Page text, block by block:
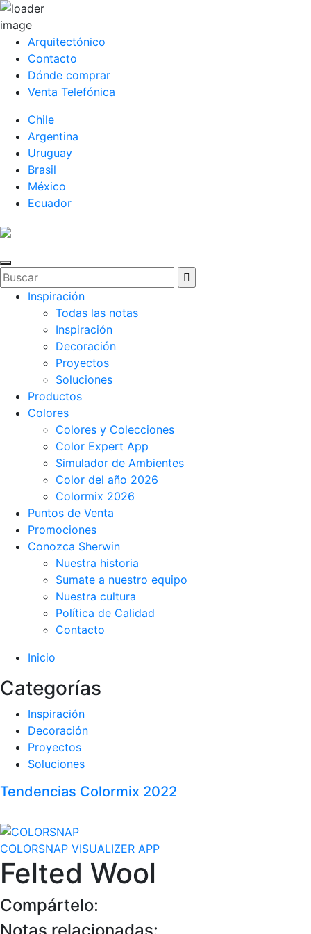
Arquitectónico
Contacto
Dónde comprar
Venta Telefónica
Chile
Argentina
Uruguay
Brasil
México
Ecuador
Inspiración
Todas las notas
Inspiración
Decoración
Proyectos
Soluciones
Productos
Colores
Colores y Colecciones
Color Expert App
Simulador de Ambientes
Color del año 2026
Colormix 2026
Puntos de Venta
Promociones
Conozca Sherwin
Nuestra historia
Sumate a nuestro equipo
Nuestra cultura
Política de Calidad
Contacto
Inicio
Categorías
Inspiración
Decoración
Proyectos
Soluciones
Tendencias Colormix 2022
COLORSNAP VISUALIZER APP
Felted Wool
Compártelo:
Notas relacionadas: